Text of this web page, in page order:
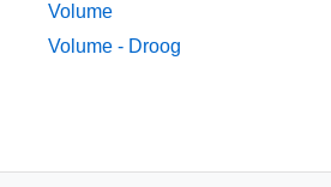
Volume
Volume - Droog